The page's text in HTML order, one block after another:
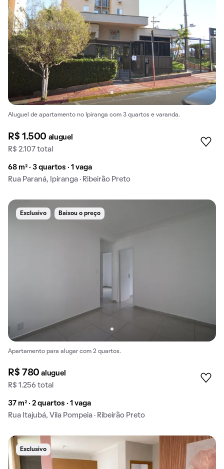
Aluguel de apartamento no Ipiranga com 3 quartos e varanda.
R$ 1.500 aluguel
R$ 2.107 total
68 m² · 3 quartos · 1 vaga
Rua Paraná, Ipiranga · Ribeirão Preto
Exclusivo Baixou o preço
Apartamento para alugar com 2 quartos.
R$ 780aluguel
R$ 1.256 total
37 m² · 2 quartos · 1 vaga
Rua Itajubá, Vila Pompeia · Ribeirão Preto
Exclusivo